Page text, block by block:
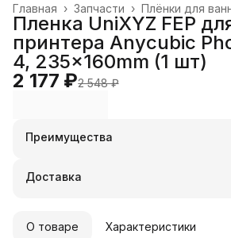
Плёнки для
Запчасти ›
Главная ›
Пленка UniXYZ FEP
принтера Anycubic
4, 235x160mm (1 шт)
2 177 ₽2 548 ₽
Преимущества
Оплата частями в Сплит
Удобный возврат
Доставка
О товаре Характеристики